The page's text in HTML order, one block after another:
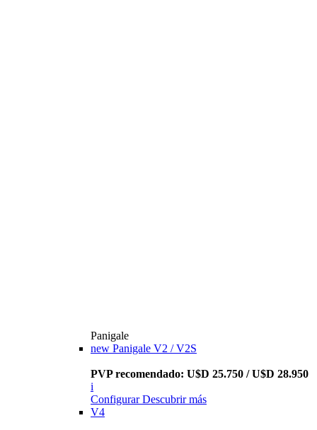
Panigale
new Panigale V2 / V2S
PVP recomendado: U$D 25.750 / U$D 28.950
i
Configurar Descubrir más
V4